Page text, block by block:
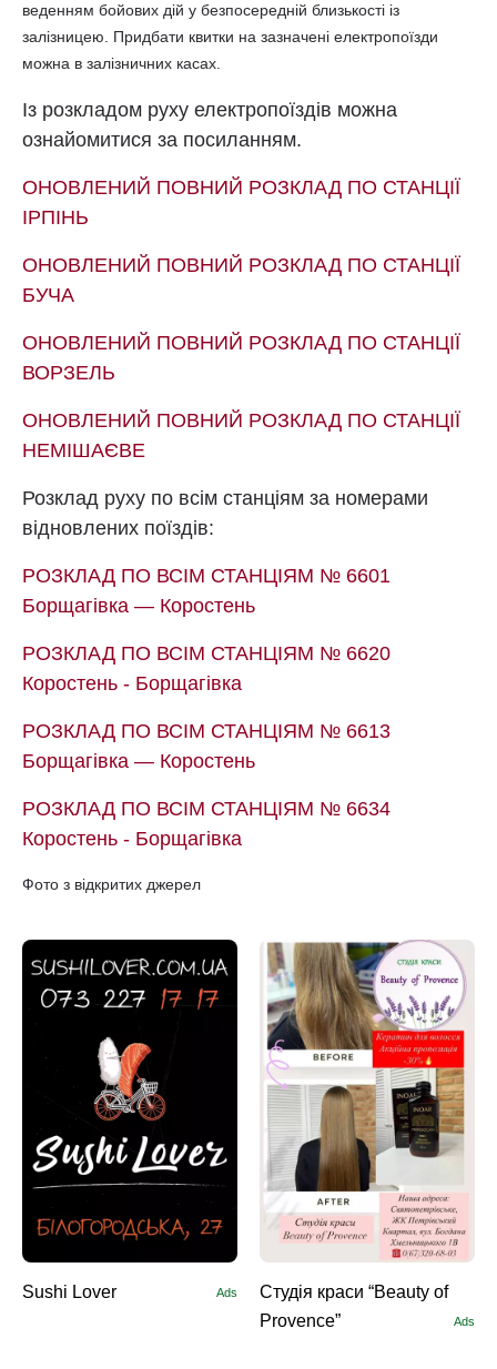
веденням бойових дій у безпосередній близькості із
залізницею. Придбати квитки на зазначені електропоїзди
можна в залізничних касах.
Із розкладом руху електропоїздів можна
ознайомитися за посиланням.
ОНОВЛЕНИЙ ПОВНИЙ РОЗКЛАД ПО СТАНЦІЇ
ІРПІНЬ
ОНОВЛЕНИЙ ПОВНИЙ РОЗКЛАД ПО СТАНЦІЇ
БУЧА
ОНОВЛЕНИЙ ПОВНИЙ РОЗКЛАД ПО СТАНЦІЇ
ВОРЗЕЛЬ
ОНОВЛЕНИЙ ПОВНИЙ РОЗКЛАД ПО СТАНЦІЇ
НЕМІШАЄВЕ
Розклад руху по всім станціям за номерами
відновлених поїздів:
РОЗКЛАД ПО ВСІМ СТАНЦІЯМ № 6601
Борщагівка — Коростень
РОЗКЛАД ПО ВСІМ СТАНЦІЯМ № 6620
Коростень - Борщагівка
РОЗКЛАД ПО ВСІМ СТАНЦІЯМ № 6613
Борщагівка — Коростень
РОЗКЛАД ПО ВСІМ СТАНЦІЯМ № 6634
Коростень - Борщагівка
Фото з відкритих джерел
Sushi Lоver Ads
Студія краси “Beauty of
Provence”
Ads